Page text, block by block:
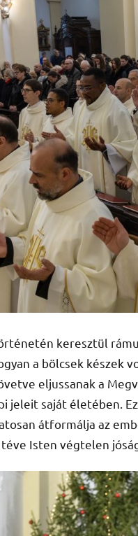
keresztül
a bölcsek készek
eljussanak a
jeleit saját életében.
átformálja az
Isten végtelen